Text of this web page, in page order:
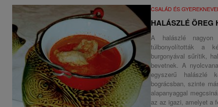
CSALÁD ÉS
HALÁSZLÉ ÖREG
A halászlé
túlbonyolították a
burgonyával sűrítik,
bevetnek. A
egyszerű halászlé
bográcsban, szinte
alapanyaggal
az az igazi, amelyet a